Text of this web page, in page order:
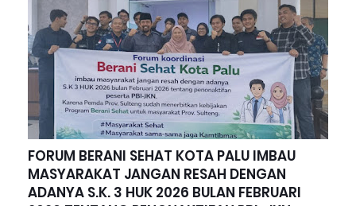
FORUM BERANI SEHAT KOTA PALU IMBAU
MASYARAKAT JANGAN RESAH DENGAN
ADANYA S.K. 3 HUK 2026 BULAN FEBRUARI